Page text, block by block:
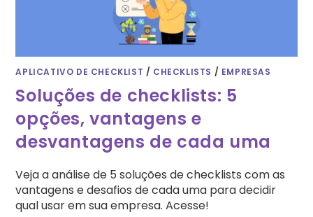
APLICATIVO DE CHECKLIST / CHECKLISTS / EMPRESAS
Soluções de checklists: 5
opções, vantagens e
desvantagens de cada uma
Veja a análise de 5 soluções de checklists com as
vantagens e desafios de cada uma para decidir
qual usar em sua empresa. Acesse!